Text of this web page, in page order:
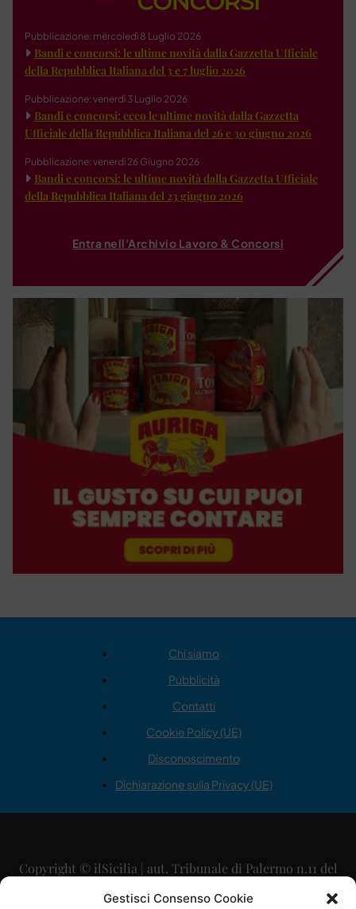
Gestisci Consenso Cookie
Pubblicazione: mercoledì 8 Luglio 2026
Bandi e concorsi: le ultime novità dalla Gazzetta Ufficiale
della Repubblica Italiana del 3 e 7 luglio 2026
Pubblicazione: venerdì 3 Luglio 2026
Bandi e concorsi: ecco le ultime novità dalla Gazzetta
Ufficiale della Repubblica Italiana del 26 e 30 giugno 2026
Pubblicazione: venerdì 26 Giugno 2026
Bandi e concorsi: le ultime novità dalla Gazzetta Ufficiale
della Repubblica Italiana del 23 giugno 2026
Entra nell'Archivio Lavoro & Concorsi
Chi siamo
Pubblicità
Contatti
Cookie Policy (UE)
Disconoscimento
Dichiarazione sulla Privacy (UE)
Copyright © ilSicilia | aut. Tribunale di Palermo n.11 del
29/09/2015